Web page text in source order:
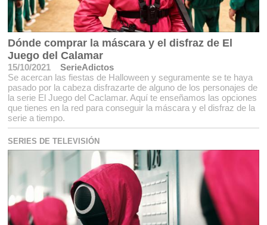
Dónde comprar la máscara y el disfraz de El
Juego del Calamar
15/10/2021
SerieAdictos
Se acercan las fiestas de Halloween y seguramente se te haya
pasado por la cabeza disfrazarte de alguno de los personajes de
la serie El Juego del Caclamar. Aquí te enseñamos las opciones
que tienes en la red para conseguir la máscara y el disfraz de la
serie a tiempo.
SERIES DE TELEVISIÓN